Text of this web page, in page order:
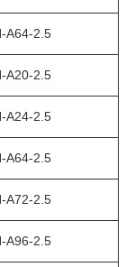
А64-2.5
А20-2.5
А24-2.5
А64-2.5
А72-2.5
А96-2.5